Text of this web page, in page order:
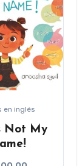
en inglés
Not My